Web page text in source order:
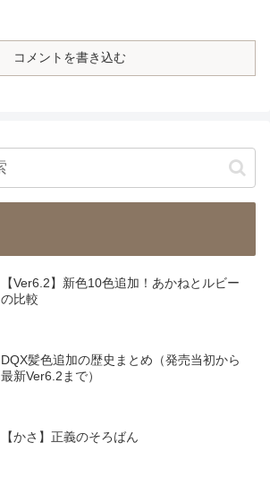
コメントを書き込む
【Ver6.2】新色10色追加！あかねとルビー
の比較
DQX髪色追加の歴史まとめ（発売当初から
最新Ver6.2まで）
【かさ】正義のそろばん